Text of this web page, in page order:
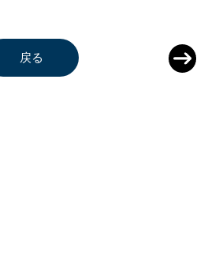
戻る